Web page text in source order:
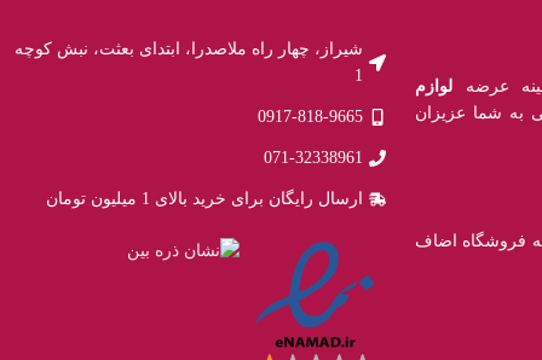
لوازم
به شما عزیزان
فروشگاه اضاف
شیراز، چهار راه ملاصدرا، ابتدای بعثت، نبش کوچه
1
0917-818-9665
071-32338961
ارسال رایگان برای خرید بالای 1 میلیون تومان